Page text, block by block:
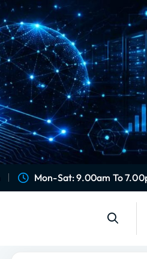
Mon-Sat: 9.00am To